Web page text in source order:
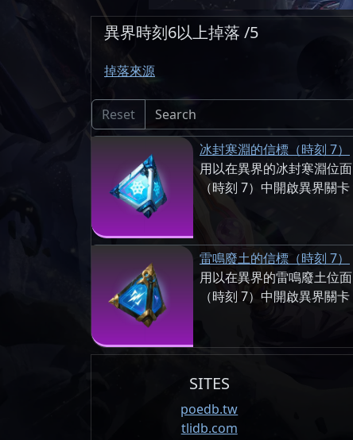
異界時刻6以上掉落 /5
掉落來源
Reset
冰封寒淵的信標（時刻 7）
用以在異界的冰封寒淵位面
（時刻 7）中開啟異界關卡
雷鳴廢土的信標（時刻 7）
用以在異界的雷鳴廢土位面
（時刻 7）中開啟異界關卡
SITES
poedb.tw
tlidb.com